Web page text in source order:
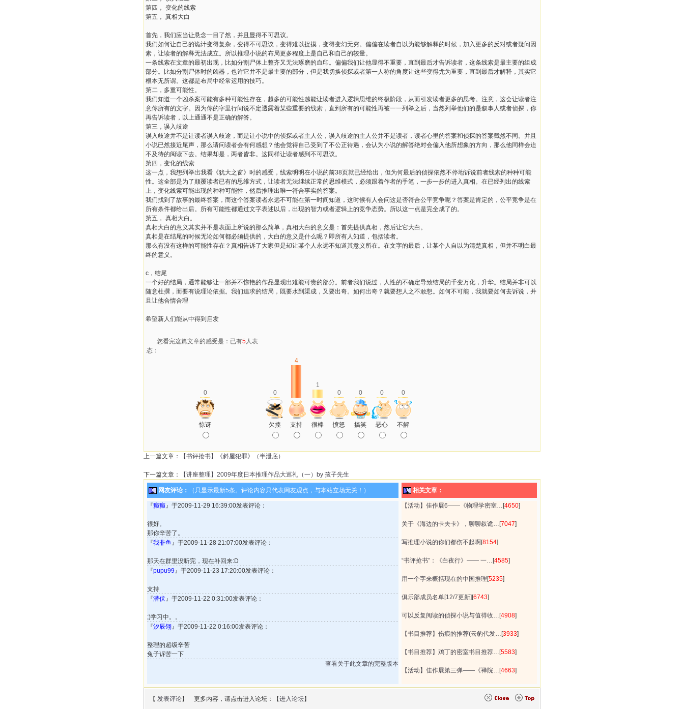
第四， 变化的线索
第五， 真相大白
首先，我们应当让悬念一目了然，并且显得不可思议。
我们如何让自己的诡计变得复杂，变得不可思议，变得难以捉摸，变得变幻无穷。偏偏在读者自以为能够解释的时候，加入更多的反对或者疑问因
素，让读者的解释无法成立。所以推理小说的布局更多程度上是自己和自己的较量。
一条线索在文章的最初出现，比如分割尸体上整齐又无法琢磨的血印。偏偏我们让他显得不重要，直到最后才告诉读者，这条线索是最主要的组成
部分。比如分割尸体时的凶器，也许它并不是最主要的部分，但是我切换侦探或者第一人称的角度让这些变得尤为重要，直到最后才解释，其实它
根本无所谓。这都是布局中经常运用的技巧。
第二，多重可能性。
我们知道一个凶杀案可能有多种可能性存在，越多的可能性越能让读者进入逻辑思维的终极阶段，从而引发读者更多的思考。注意，这会让读者注
意你所有的文字。因为你的字里行间说不定透露着某些重要的线索，直到所有的可能性再被一一列举之后，当然列举他们的是叙事人或者侦探，你
再告诉读者，以上通通不是正确的解答。
第三，误入歧途
误入歧途并不是让读者误入歧途，而是让小说中的侦探或者主人公，误入歧途的主人公并不是读者，读者心里的答案和侦探的答案截然不同。并且
小说已然接近尾声，那么请问读者会有何感想？他会觉得自己受到了不公正待遇，会认为小说的解答绝对会偏入他所想象的方向，那么他同样会迫
不及待的阅读下去。结果却是，两者皆非。这同样让读者感到不可思议。
第四，变化的线索
这一点，我想列举出我看《犹大之窗》时的感受，线索明明在小说的前38页就已经给出，但为何最后的侦探依然不停地诉说前者线索的种种可能
性。这全部是为了颠覆读者已有的思维方式，让读者无法继续正常的思维模式，必须跟着作者的手笔，一步一步的进入真相。在已经列出的线索
上，变化线索可能出现的种种可能性，然后推理出唯一符合事实的答案。
我们找到了故事的最终答案，而这个答案读者永远不可能在第一时间知道，这时候有人会问这是否符合公平竞争呢？答案是肯定的，公平竞争是在
所有条件都给出后。所有可能性都通过文字表述以后，出现的智力或者逻辑上的竞争态势。所以这一点是完全成了的。
第五， 真相大白。
真相大白的意义其实并不是表面上所说的那么简单，真相大白的意义是：首先提供真相，然后让它大白。
真相是在结尾的时候无论如何都必须提供的，大白的意义是什么呢？即所有人知道，包括读者。
那么有没有这样的可能性存在？真相告诉了大家但是却让某个人永远不知道其意义所在。在文字的最后，让某个人自以为清楚真相，但并不明白最
终的意义。
c，结尾
一个好的结局，通常能够让一部并不惊艳的作品显现出难能可贵的部分。前者我们说过，人性的不确定导致结局的千变万化，升华。结局并非可以
随意杜撰，而要有说理论依据。我们追求的结局，既要水到渠成，又要出奇。如何出奇？就要想人之不敢想。如何不可能，我就要如何去诉说，并
且让他合情合理
希望新人们能从中得到启发
您看完这篇文章的感受是：已有5人表
态：
0 0
4
1
0
0 0 0
惊讶 欠揍 支持 很棒 愤怒 搞笑 恶心 不解
上一篇文章： 【书评抢书】《斜屋犯罪》（半泄底）
下一篇文章： 【讲座整理】2009年度日本推理作品大巡礼（一）by 孩子先生
网友评论： （只显示最新5条。评论内容只代表网友观点，与本站立场无关！） 相关文章：
『癫癫』于2009-11-29 16:39:00发表评论：
很好。
那你辛苦了。
『我非鱼 』于2009-11-28 21:07:00发表评论：
那天在群里没听完，现在补回来:D
『pupu99』于2009-11-23 17:20:00发表评论：
支持
『潜伏』于2009-11-22 0:31:00发表评论：
;)学习中。。
『汐辰翎』于2009-11-22 0:16:00发表评论：
整理的超级辛苦
兔子诉苦一下
查看关于此文章的完整版本
【活动】佳作展6——《物理学密室… [4650]
关于《海边的卡夫卡》，聊聊叙诡… [7047]
写推理小说的你们都伤不起啊[8154]
“书评抢书”：《白夜行》—— 一… [4585]
用一个字来概括现在的中国推理 [5235]
俱乐部成员名单[12/7更新] [6743]
可以反复阅读的侦探小说与值得收… [4908]
【书目推荐】伤痕的推荐(云豹代发… [3933]
【书目推荐】鸡丁的密室书目推荐… [5583]
【活动】佳作展第三弹——《禅院… [4663]
【 发表评论】 更多内容，请点击进入论坛：【进入论坛】